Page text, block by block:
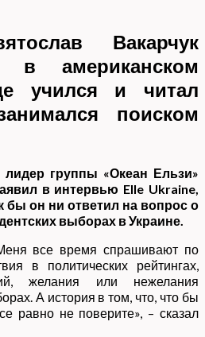
Вакарчук
в американском
учился и читал
поиском
лидер группы «Океан Ельзи»
в интервью Elle Ukraine,
бы он ни ответил на вопрос о
выборах в Украине.
все время спрашивают по
в политических рейтингах,
желания или нежелания
А история в том, что, что бы
равно не поверите», – сказал